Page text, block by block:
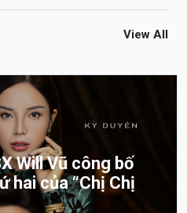
View All
Will Vũ công bố
hai của “Chị Chị